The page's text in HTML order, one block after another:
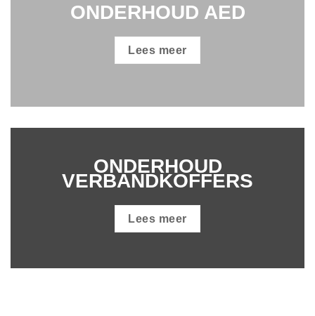
ONDERHOUD AED
Lees meer
ONDERHOUD
VERBANDKOFFERS
Lees meer